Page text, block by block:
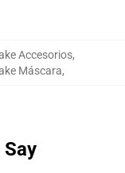
Accesorios,
Máscara,